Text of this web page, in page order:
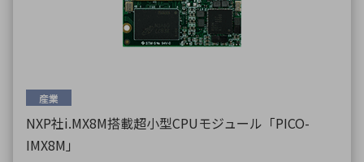
産業
NXP社i.MX8M搭載超小型CPUモジュール「PICO-
IMX8M」